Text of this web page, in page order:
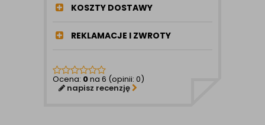
KOSZTY DOSTAWY
REKLAMACJE I ZWROTY
Ocena: 0na 6 (opinii: 0)
napisz recenzję